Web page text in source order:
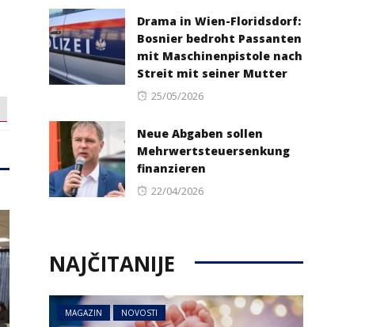
Drama in Wien-Floridsdorf:
Bosnier bedroht Passanten
mit Maschinenpistole nach
Streit mit seiner Mutter
Posted
25/05/2026
Neue Abgaben sollen
Mehrwertsteuersenkung
finanzieren
Posted
22/04/2026
NAJČITANIJE
MAGAZIN NOVOSTI